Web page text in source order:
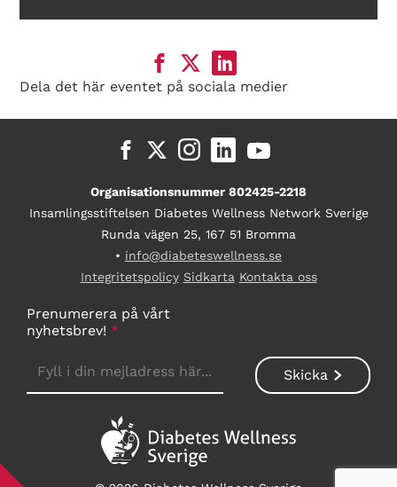
Dela det här eventet på sociala medier
Organisationsnummer 802425-2218
Insamlingsstiftelsen Diabetes Wellness Network Sverige
Runda vägen 25, 167 51 Bromma
• info@diabeteswellness.se
Integritetspolicy Sidkarta Kontakta oss
Prenumerera på vårt
nyhetsbrev! *